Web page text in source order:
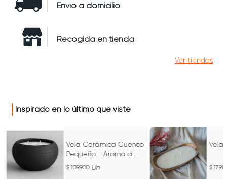
Envío a domicilio
Recogida en tienda
Ver tiendas
Inspirado en lo último que viste
Vela Cerámica Cuenco
Pequeño - Aroma a
Citronela
109.900 Un
Vela